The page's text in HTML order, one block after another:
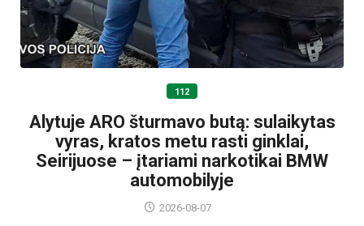
112
Alytuje ARO šturmavo butą: sulaikytas
vyras, kratos metu rasti ginklai,
Seirijuose – įtariami narkotikai BMW
automobilyje
2026-08-07